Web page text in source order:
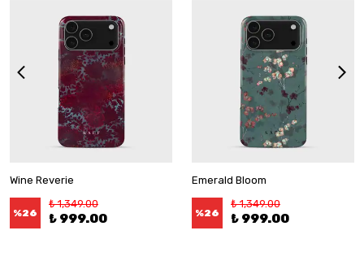
Wine Reverie
%26
₺ 1,349.00
₺ 999.00
Emerald Bloom
%26
₺ 1,349.00
₺ 999.00